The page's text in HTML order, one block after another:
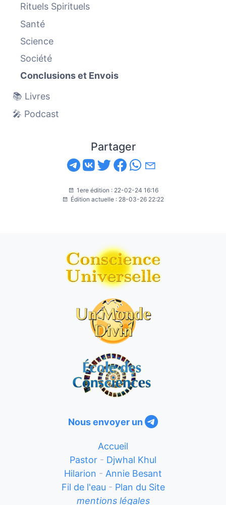
Rituels Spirituels
Santé
Science
Société
Conclusions et Envois
📚 Livres
🎤 Podcast
Partager
1ere édition : 22-02-24 16:16
Édition actuelle : 28-03-26 22:22
Nous envoyer un
Accueil
Pastor - Djwhal Khul
Hilarion - Annie Besant
Fil de l'eau - Plan du Site
mentions légales